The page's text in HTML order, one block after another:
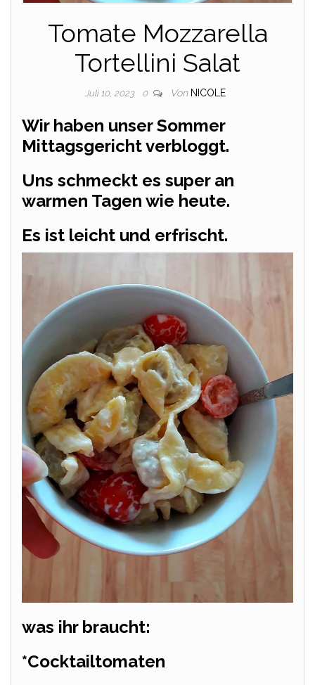
Tomate Mozzarella
Tortellini Salat
Juli 10, 2023 0 Von NICOLE
Wir haben unser Sommer
Mittagsgericht verbloggt.
Uns schmeckt es super an
warmen Tagen wie heute.
Es ist leicht und erfrischt.
was ihr braucht:
*Cocktailtomaten